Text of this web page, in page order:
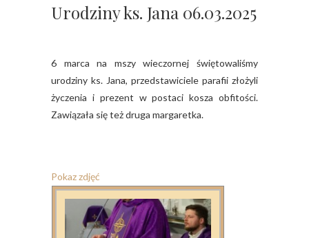
Urodziny ks. Jana 06.03.2025
6 marca na mszy wieczornej świętowaliśmy
urodziny ks. Jana, przedstawiciele parafii złożyli
życzenia i prezent w postaci kosza obfitości.
Zawiązała się też druga margaretka.
Pokaz zdjęć